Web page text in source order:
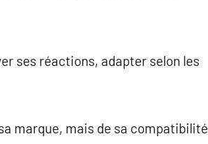
ses réactions, adapter selon les
marque, mais de sa compatibilité